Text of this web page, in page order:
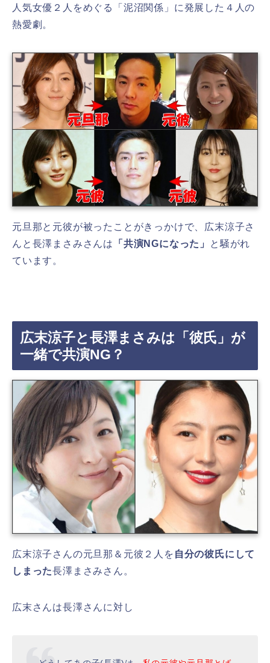
人気女優２人をめぐる「泥沼関係」に発展した４人の
熱愛劇。
元旦那と元彼が被ったことがきっかけで、広末涼子さ
んと長澤まさみさんは
「共演NGになった」
と騒がれ
ています。
広末涼子と長澤まさみは「彼氏」が
一緒で共演NG？
広末涼子さんの元旦那＆元彼２人を 自分の彼氏にして
しまった長澤まさみさん。
広末さんは長澤さんに対し